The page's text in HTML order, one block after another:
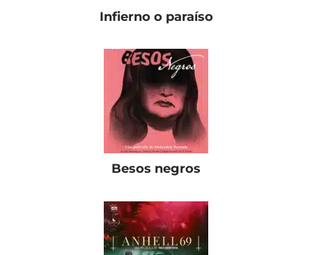
Infierno o paraíso
Besos negros